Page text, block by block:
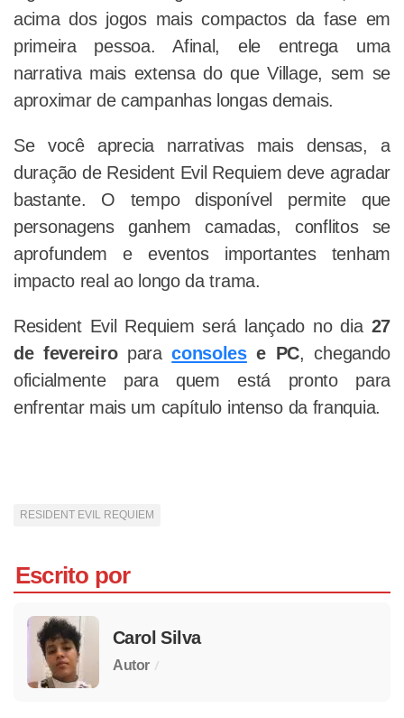
acima dos jogos mais compactos da fase em
primeira pessoa. Afinal, ele entrega uma
narrativa mais extensa do que Village, sem se
aproximar de campanhas longas demais.
Se você aprecia narrativas mais densas, a
duração de Resident Evil Requiem deve agradar
bastante. O tempo disponível permite que
personagens ganhem camadas, conflitos se
aprofundem e eventos importantes tenham
impacto real ao longo da trama.
Resident Evil Requiem será lançado no dia 27
de fevereiroparaconsolese PC, chegando
oficialmente para quem está pronto para
enfrentar mais um capítulo intenso da franquia.
RESIDENT EVIL REQUIEM
Escrito por
Carol Silva
Autor /